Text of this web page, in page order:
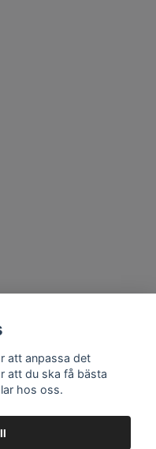
Registrera
att anpassa det
att du ska få bästa
hos oss.